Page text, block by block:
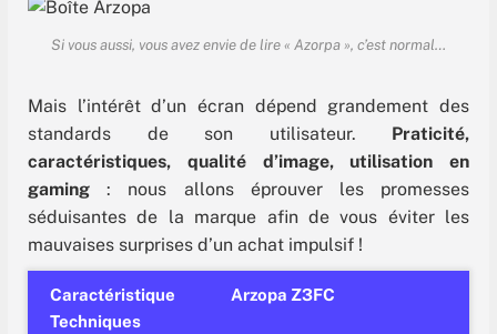
Si vous aussi, vous avez envie de lire « Azorpa », c’est normal…
Mais l’intérêt d’un écran dépend grandement des
standards de son utilisateur. Praticité,
caractéristiques, qualité d’image, utilisation en
gaming : nous allons éprouver les promesses
séduisantes de la marque afin de vous éviter les
mauvaises surprises d’un achat impulsif !
Caractéristique
Techniques
Arzopa Z3FC